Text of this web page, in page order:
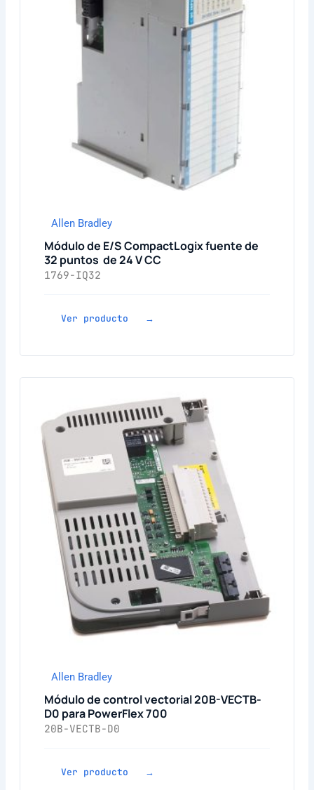
Allen Bradley
Módulo de E/S CompactLogix fuente de
32 puntos de 24 V CC
1769-IQ32
Ver producto →
Allen Bradley
Módulo de control vectorial 20B-VECTB-
D0 para PowerFlex 700
20B-VECTB-D0
Ver producto →